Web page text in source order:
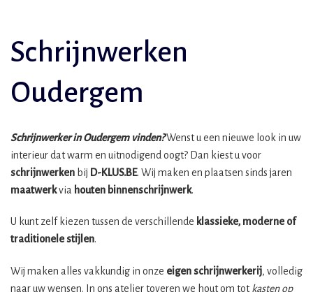
Schrijnwerken
Oudergem
Schrijnwerker in Oudergem vinden?Wenst u een nieuwe look in uw
interieur dat warm en uitnodigend oogt? Dan kiest u voor
schrijnwerken bij D-KLUS.BE. Wij maken en plaatsen sinds jaren
maatwerkvia houten binnenschrijnwerk.
U kunt zelf kiezen tussen de verschillende klassieke, moderne of
traditionele stijlen.
Wij maken alles vakkundig in onze eigen schrijnwerkerij, volledig
naar uw wensen. In ons atelier toveren we hout om totkasten op